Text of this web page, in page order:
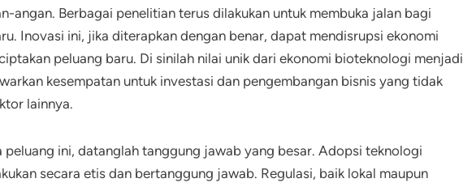
angan. Berbagai penelitian terus dilakukan untuk membuka jalan bagi
Inovasi ini, jika diterapkan dengan benar, dapat mendisrupsi ekonomi
peluang baru. Di sinilah nilai unik dari ekonomi bioteknologi menjadi
kesempatan untuk investasi dan pengembangan bisnis yang tidak
lainnya.
peluang ini, datanglah tanggung jawab yang besar. Adopsi teknologi
secara etis dan bertanggung jawab. Regulasi, baik lokal maupun